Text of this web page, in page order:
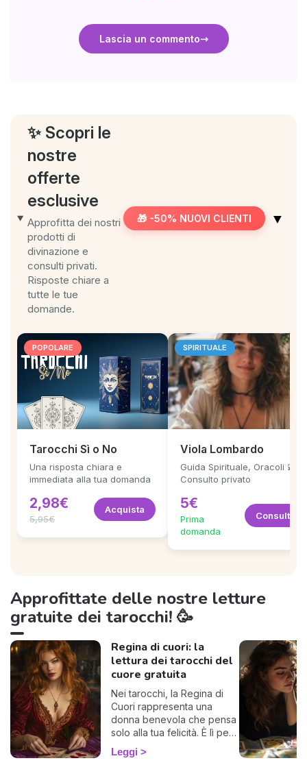
Lascia un commento
✨ Scopri le
nostre
offerte
esclusive
Approfitta dei nostri
prodotti di
divinazione e
consulti privati.
Risposte chiare a
tutte le tue
domande.
🎁 -50% NUOVI CLIENTI ▼
POPOLARE
Tarocchi Sì o No
Una risposta chiara e
immediata alla tua domanda
2,98€
5,95€
Acquista
SPIRITUALE
Viola Lombardo
Guida Spirituale, Oracoli 💫
Consulto privato
5€
Prima
domanda
Consulta
Approfittate delle nostre letture
gratuite dei tarocchi! 🥳
Regina di cuori: la
lettura dei tarocchi del
cuore gratuita
Nei tarocchi, la Regina di
Cuori rappresenta una
donna benevola che pensa
solo alla tua felicità. È lì per
metterti in guardia o
consigliarti le migliori
Leggi